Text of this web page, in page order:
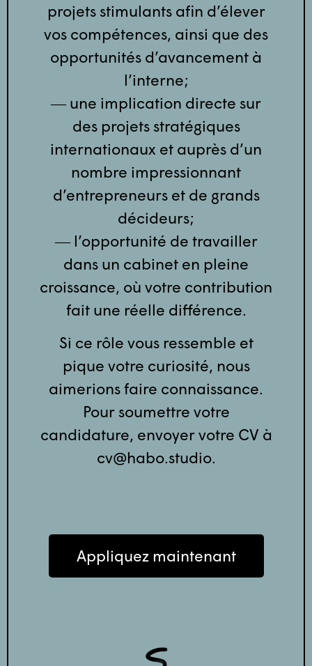
projets stimulants afin d’élever
vos compétences, ainsi que des
opportunités d’avancement à
l’interne;
― une implication directe sur
des projets stratégiques
internationaux et auprès d’un
nombre impressionnant
d’entrepreneurs et de grands
décideurs;
― l’opportunité de travailler
dans un cabinet en pleine
croissance, où votre contribution
fait une réelle différence.
Si ce rôle vous ressemble et
pique votre curiosité, nous
aimerions faire connaissance.
Pour soumettre votre
candidature, envoyer votre CV à
cv@habo.studio.
Appliquez maintenant